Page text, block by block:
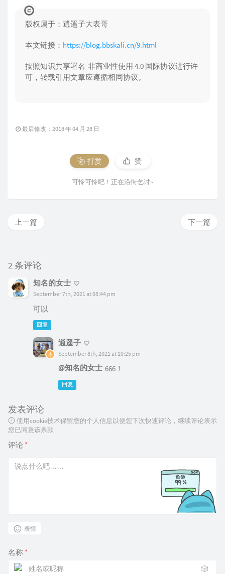
版权属于：逍遥子大表哥
本文链接： https://blog.bbskali.cn/9.html
按照知识共享署名-非商业性使用 4.0 国际协议进行许
可，转载引用文章应遵循相同协议。
最后修改：2018 年 04 月 28 日
打赏 赞
可怜可怜吧！正在沿街乞讨~
下一篇
上一篇
2 条评论
知名的女士
September 7th, 2021 at 08:44 pm
可以
回复
逍遥子
September 8th, 2021 at 10:25 pm
@知名的女士 666！
回复
发表评论
使用cookie技术保留您的个人信息以便您下次快速评论，继续评论表示
您已同意该条款
评论 *
表情
名称 *
🎲